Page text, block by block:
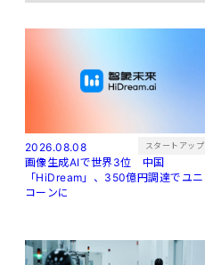
2026.08.08 スタートアップ
画像生成AIで世界3位 中国
「HiDream」、350億円調達でユニ
コーンに